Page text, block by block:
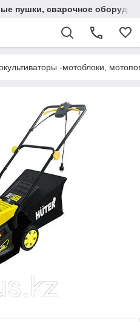
пушки, сварочное
-мотоблоки,